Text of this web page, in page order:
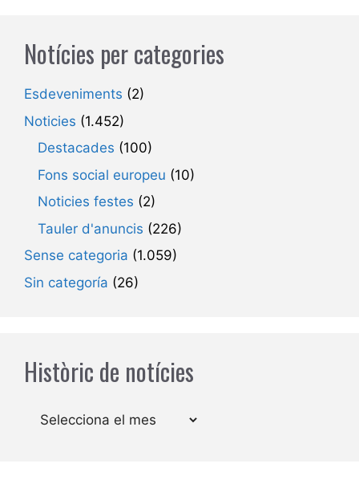
Notícies per categories
Esdeveniments (2)
Noticies (1.452)
Destacades (100)
Fons social europeu (10)
Noticies festes (2)
Tauler d'anuncis (226)
Sense categoria (1.059)
Sin categoría (26)
Històric de notícies
Arxius